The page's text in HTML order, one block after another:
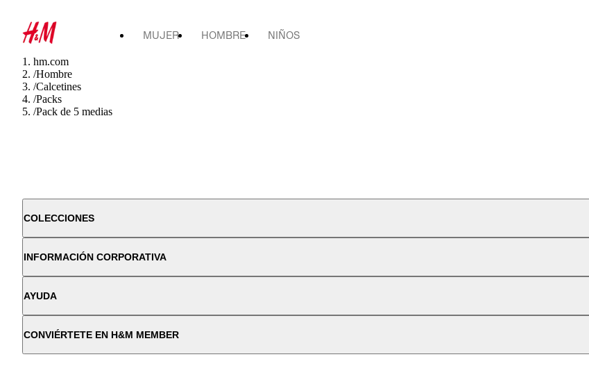
MUJER HOMBRE NIÑOS
hm.com
/Hombre
/Calcetines
/Packs
/Pack de 5 medias
COLECCIONES
INFORMACIÓN CORPORATIVA
AYUDA
CONVIÉRTETE EN H&M MEMBER